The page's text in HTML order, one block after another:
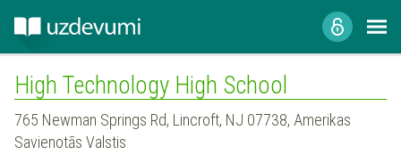
High Technology High School
765 Newman Springs Rd, Lincroft, NJ 07738, Amerikas
Savienotās Valstis